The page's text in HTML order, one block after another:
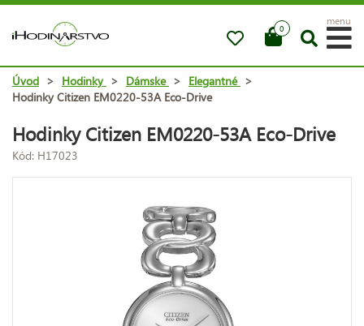
0
menu
Úvod > Hodinky > Dámske > Elegantné >
Hodinky Citizen EM0220-53A Eco-Drive
Hodinky Citizen EM0220-53A Eco-Drive
Kód: H17023